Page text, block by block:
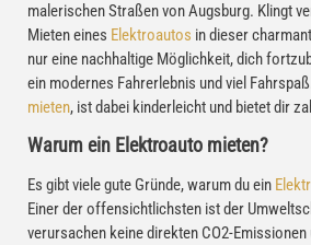
malerischen Straßen von Augsburg. Klingt
Mieten eines Elektroautos in dieser
nur eine nachhaltige Möglichkeit, dich
ein modernes Fahrerlebnis und viel
mieten, ist dabei kinderleicht und bietet dir
Warum ein Elektroauto mieten?
Es gibt viele gute Gründe, warum du ein
Einer der offensichtlichsten ist der
verursachen keine direkten CO2-